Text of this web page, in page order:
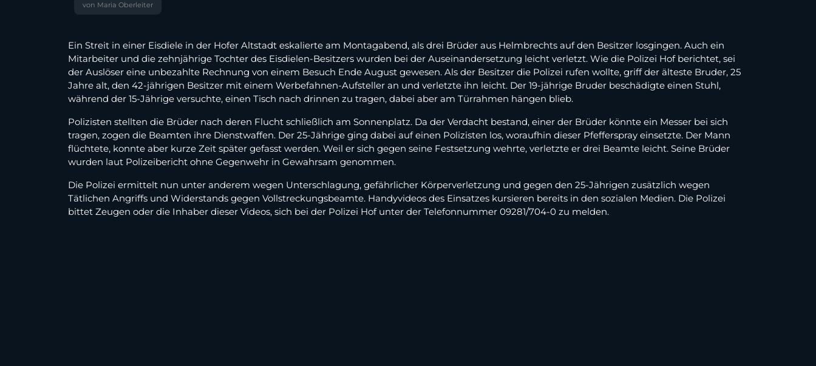
von Maria Oberleiter
Ein Streit in einer Eisdiele in der Hofer Altstadt eskalierte am Montagabend, als drei Brüder aus Helmbrechts auf den Besitzer losgingen. Auch ein
Mitarbeiter und die zehnjährige Tochter des Eisdielen-Besitzers wurden bei der Auseinandersetzung leicht verletzt. Wie die Polizei Hof berichtet, sei
der Auslöser eine unbezahlte Rechnung von einem Besuch Ende August gewesen. Als der Besitzer die Polizei rufen wollte, griff der älteste Bruder, 25
Jahre alt, den 42-jährigen Besitzer mit einem Werbefahnen-Aufsteller an und verletzte ihn leicht. Der 19-jährige Bruder beschädigte einen Stuhl,
während der 15-Jährige versuchte, einen Tisch nach drinnen zu tragen, dabei aber am Türrahmen hängen blieb.
Polizisten stellten die Brüder nach deren Flucht schließlich am Sonnenplatz. Da der Verdacht bestand, einer der Brüder könnte ein Messer bei sich
tragen, zogen die Beamten ihre Dienstwaffen. Der 25-Jährige ging dabei auf einen Polizisten los, woraufhin dieser Pfefferspray einsetzte. Der Mann
flüchtete, konnte aber kurze Zeit später gefasst werden. Weil er sich gegen seine Festsetzung wehrte, verletzte er drei Beamte leicht. Seine Brüder
wurden laut Polizeibericht ohne Gegenwehr in Gewahrsam genommen.
Die Polizei ermittelt nun unter anderem wegen Unterschlagung, gefährlicher Körperverletzung und gegen den 25-Jährigen zusätzlich wegen
Tätlichen Angriffs und Widerstands gegen Vollstreckungsbeamte. Handyvideos des Einsatzes kursieren bereits in den sozialen Medien. Die Polizei
bittet Zeugen oder die Inhaber dieser Videos, sich bei der Polizei Hof unter der Telefonnummer 09281/704-0 zu melden.